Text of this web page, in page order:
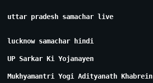
uttar pradesh samachar live
lucknow samachar hindi
UP Sarkar Ki Yojanayen
Mukhyamantri Yogi Adityanath Khabrein